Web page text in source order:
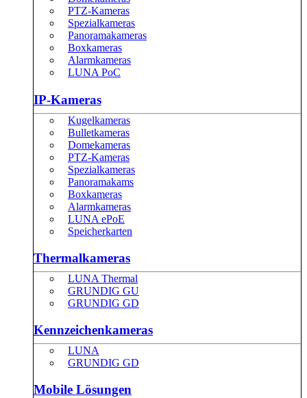
PTZ-Kameras
Spezialkameras
Panoramakameras
Boxkameras
Alarmkameras
LUNA PoC
IP-Kameras
Kugelkameras
Bulletkameras
Domekameras
PTZ-Kameras
Spezialkameras
Panoramakams
Boxkameras
Alarmkameras
LUNA ePoE
Speicherkarten
Thermalkameras
LUNA Thermal
GRUNDIG GU
GRUNDIG GD
Kennzeichenkameras
LUNA
GRUNDIG GD
Mobile Lösungen